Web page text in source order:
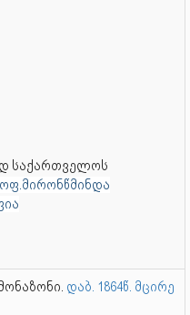
საქართველოს
დაბ. 1864წ. მცირე